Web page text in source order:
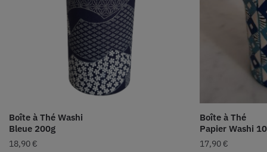
Boîte à Thé Washi
Bleue 200g
18,90 €
Boîte à Thé
Papier Washi
17,90 €